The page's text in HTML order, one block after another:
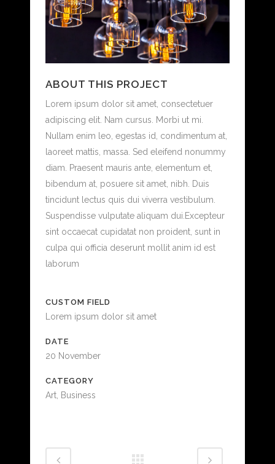
ABOUT THIS PROJECT
Lorem ipsum dolor sit amet, consectetuer
adipiscing elit. Nam cursus. Morbi ut mi.
Nullam enim leo, egestas id, condimentum at,
laoreet mattis, massa. Sed eleifend nonummy
diam. Praesent mauris ante, elementum et,
bibendum at, posuere sit amet, nibh. Duis
tincidunt lectus quis dui viverra vestibulum.
Suspendisse vulputate aliquam dui.Excepteur
sint occaecat cupidatat non proident, sunt in
culpa qui officia deserunt mollit anim id est
laborum
CUSTOM FIELD
Lorem ipsum dolor sit amet
DATE
20 November
CATEGORY
Art, Business